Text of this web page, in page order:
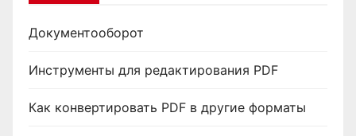
Документооборот
Инструменты для редактирования PDF
Как конвертировать PDF в другие форматы